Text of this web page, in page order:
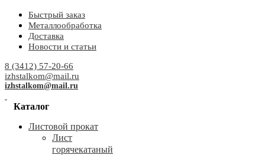
Быстрый заказ
Металлообработка
Доставка
Новости и статьи
8 (3412) 57-20-66
izhstalkom@mail.ru
izhstalkom@mail.ru
Каталог
Листовой прокат
Лист
горячекатаный